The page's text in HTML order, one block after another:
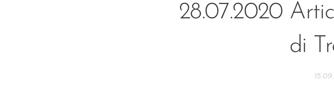
28.07.2020
di